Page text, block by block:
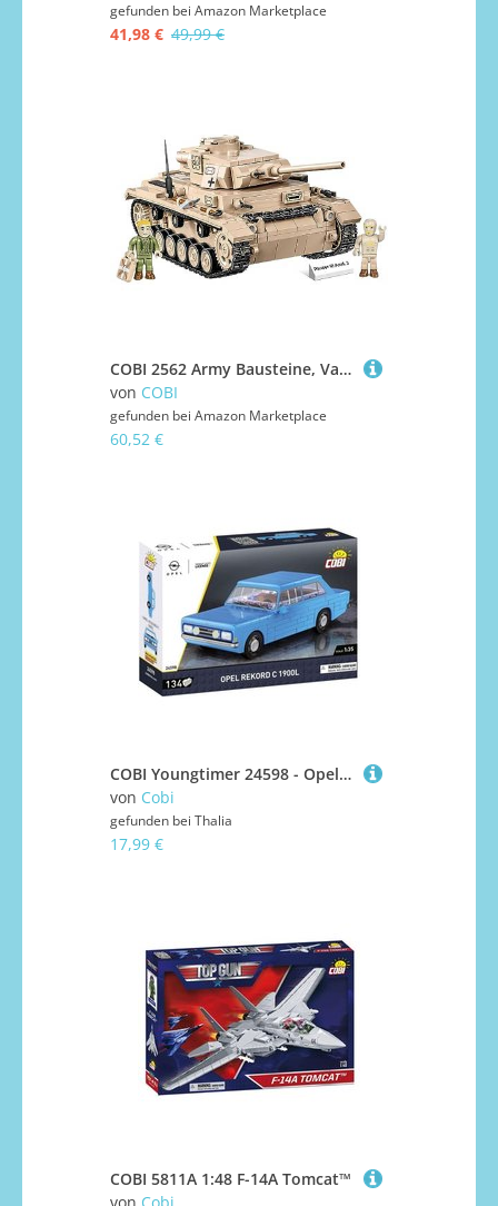
gefunden bei Amazon Marketplace
41,98 € 49,99 €
COBI 2562 Army Bausteine, Various
von COBI
gefunden bei Amazon Marketplace
60,52 €
COBI Youngtimer 24598 - Opel Rekord C 1900 L, Bausatz, 1:35, 134 Bauteile
von Cobi
gefunden bei Thalia
17,99 €
COBI 5811A 1:48 F-14A Tomcat™